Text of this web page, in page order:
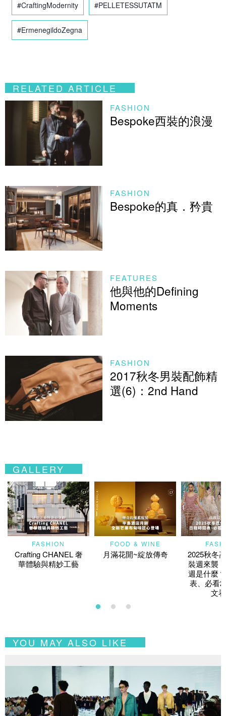
#CraftingModernity #PELLETESSUTATM
#ErmenegildoZegna
RELATED ARTICLE
FASHION
Bespoke西裝的浪漫
FASHION
Bespoke的真．矜貴
FEATURES
他與他的Defining
Moments
FASHION
2017秋冬男裝配飾精
選(6)：2nd Hand
GALLERY
FASHION
Crafting CHANEL 奢
華體驗與精妙工藝
FOOD & WINE
月滿花開~綻放傳奇
2025秋冬
裝週來襲
週是什麼
表、必看
文
YOU MAY ALSO LIKE